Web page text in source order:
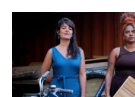
LA COOPÉRATIVE & L’ASSO
LE CONSEIL COOPÉRATIF
NOUS SOUTENIR